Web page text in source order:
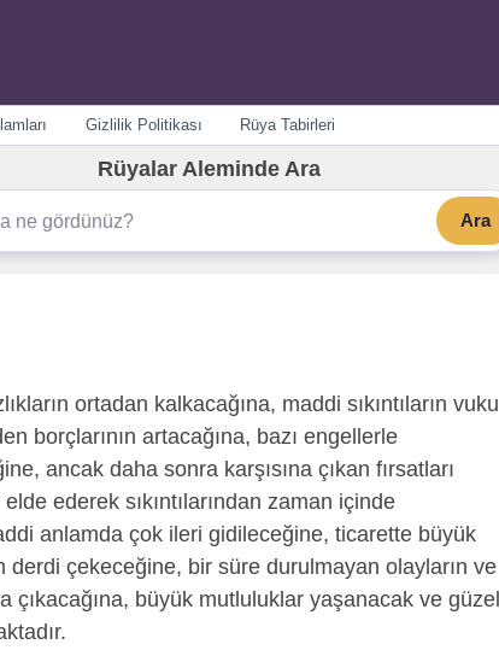
Gizlilik Politikası Rüya Tabirleri
Rüyalar Aleminde Ara
Ara
ortadan kalkacağına, maddi sıkıntıların vuku
borçlarının artacağına, bazı engellerle
ancak daha sonra karşısına çıkan fırsatları
ederek sıkıntılarından zaman içinde
anlamda çok ileri gidileceğine, ticarette büyük
çekeceğine, bir süre durulmayan olayların ve
büyük mutluluklar yaşanacak ve güzel